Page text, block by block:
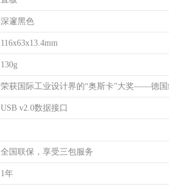
深邃黑色
116x63x13.4mm
130g
荣获国际工业设计界的“奥斯卡”大奖――德国
USB v2.0数据接口
全国联保，享受三包服务
1年